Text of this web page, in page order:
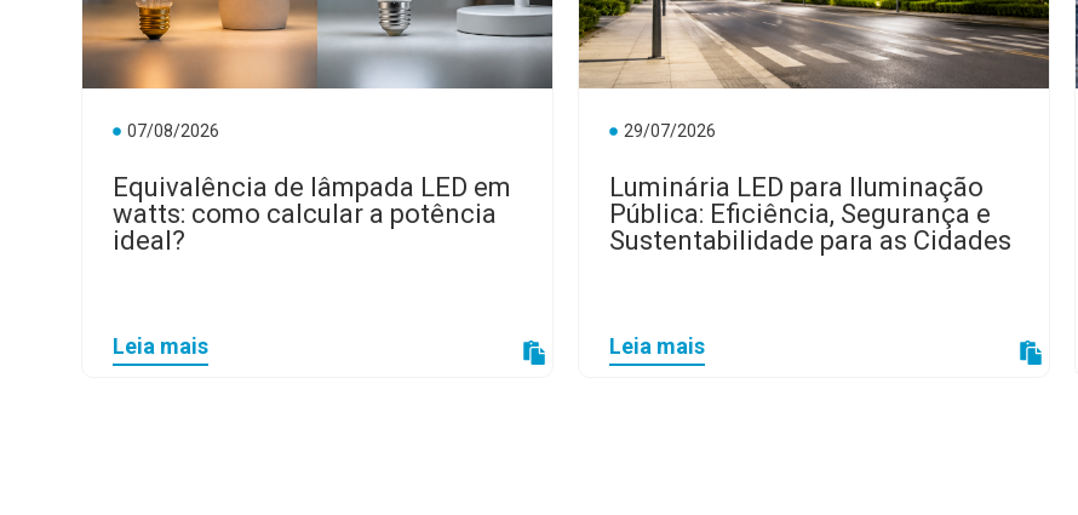
07/08/2026
Equivalência de lâmpada LED em
watts: como calcular a potência
ideal?
Leia mais
29/07/2026
Luminária LED para Iluminação
Pública: Eficiência, Segurança e
Sustentabilidade para as Cidades
Leia mais